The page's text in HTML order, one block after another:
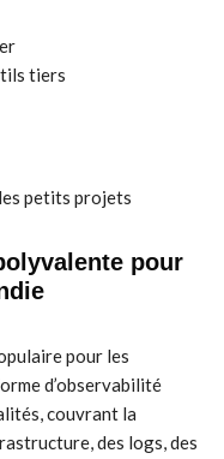
tiers
petits projets
pour
pour les
d’observabilité
couvrant la
des logs, des